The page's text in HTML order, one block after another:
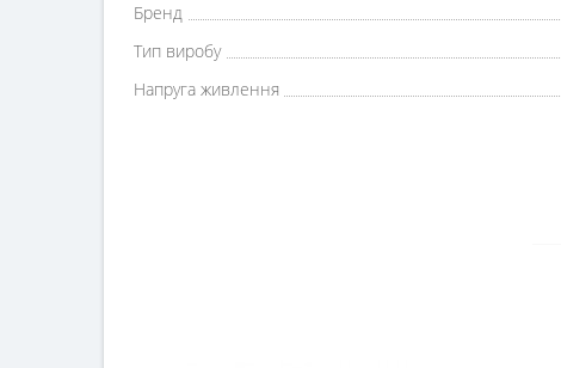
Бренд
Тип виробу
Напруга живлення